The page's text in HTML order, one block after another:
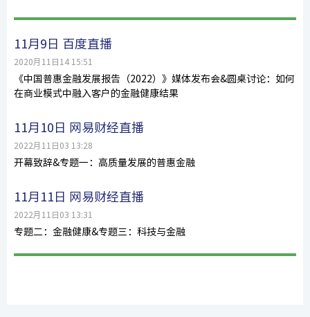
11月9日 百度直播
2020月11日14 15:51
《中国普惠金融发展报告（2022）》媒体发布会&圆桌讨论：如何
在商业模式中融入客户的金融健康结果
11月10日 网易财经直播
2022月11日03 13:28
开幕致辞&专题一：高质量发展的普惠金融
11月11日 网易财经直播
2022月11日03 13:31
专题二：金融健康&专题三：科技与金融